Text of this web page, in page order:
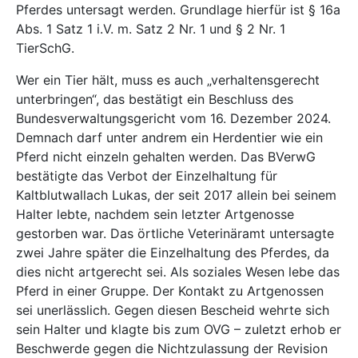
Pferdes untersagt werden. Grundlage hierfür ist § 16a
Abs. 1 Satz 1 i.V. m. Satz 2 Nr. 1 und § 2 Nr. 1
TierSchG.
Wer ein Tier hält, muss es auch „verhaltensgerecht
unterbringen“, das bestätigt ein Beschluss des
Bundesverwaltungsgericht vom 16. Dezember 2024.
Demnach darf unter andrem ein Herdentier wie ein
Pferd nicht einzeln gehalten werden. Das BVerwG
bestätigte das Verbot der Einzelhaltung für
Kaltblutwallach Lukas, der seit 2017 allein bei seinem
Halter lebte, nachdem sein letzter Artgenosse
gestorben war. Das örtliche Veterinäramt untersagte
zwei Jahre später die Einzelhaltung des Pferdes, da
dies nicht artgerecht sei. Als soziales Wesen lebe das
Pferd in einer Gruppe. Der Kontakt zu Artgenossen
sei unerlässlich. Gegen diesen Bescheid wehrte sich
sein Halter und klagte bis zum OVG – zuletzt erhob er
Beschwerde gegen die Nichtzulassung der Revision